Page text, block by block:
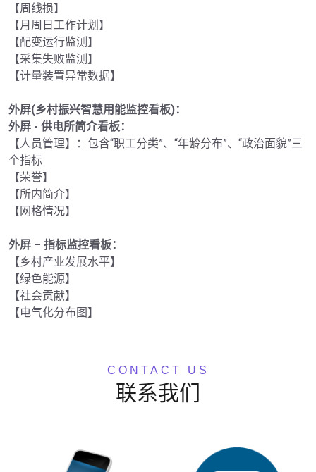
【周线损】
【月周日工作计划】
【配变运行监测】
【采集失败监测】
【计量装置异常数据】
外屏(乡村振兴智慧用能监控看板)：
外屏 - 供电所简介看板：
【人员管理】：包含“职工分类”、“年龄分布”、“政治面貌”三
个指标
【荣誉】
【所内简介】
【网格情况】
外屏 – 指标监控看板：
【乡村产业发展水平】
【绿色能源】
【社会贡献】
【电气化分布图】
CONTACT US
联系我们